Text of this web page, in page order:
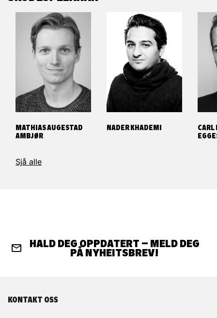
MATHIAS AUGESTAD
AMBJØR
NADER KHADEMI
Sjå alle
HALD DEG OPPDATERT – MELD DEG
PÅ NYHEITSBREV!
KONTAKT OSS